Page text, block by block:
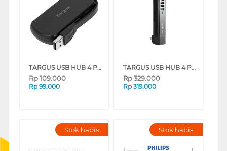
TARGUS USB HUB 4 PORT ACH214AP
Rp109.000
Rp 99.000
TARGUS USB HUB 4 PORT APA750AP
Rp329.000
Rp 319.000
Stok habis Stok habis